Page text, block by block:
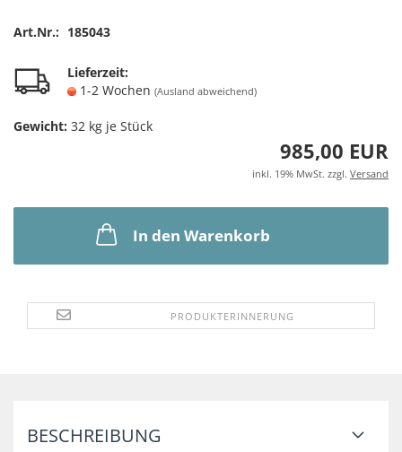
Art.Nr.: 185043
Lieferzeit:
1-2 Wochen (Ausland abweichend)
Gewicht: 32 kg je Stück
985,00 EUR
inkl. 19% MwSt. zzgl. Versand
In den Warenkorb
PRODUKTERINNERUNG
BESCHREIBUNG